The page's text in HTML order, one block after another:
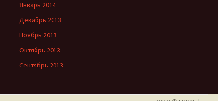
Январь 2014
Декабрь 2013
Ноябрь 2013
Октябрь 2013
Сентябрь 2013